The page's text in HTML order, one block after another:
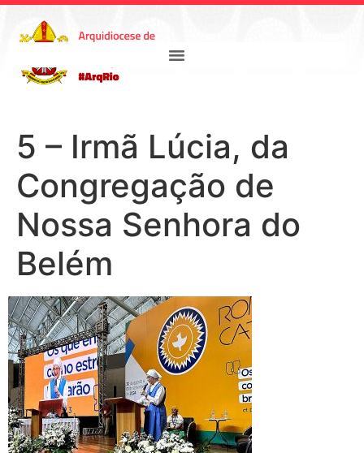
5 – Irmã Lúcia, da
Congregação de
Nossa Senhora do
Belém